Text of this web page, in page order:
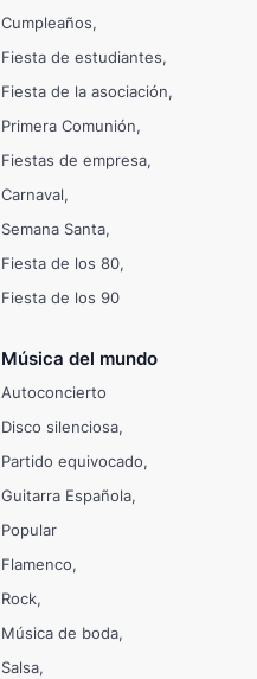
Cumpleaños
Fiesta de estudiantes
Fiesta de la asociación
Primera Comunión
Fiestas de empresa
Carnaval
Semana Santa
Fiesta de los 80
Fiesta de los 90
Música del mundo
Autoconcierto
Disco silenciosa
Partido equivocado
Guitarra Española
Popular
Flamenco
Rock
Música de boda
Salsa